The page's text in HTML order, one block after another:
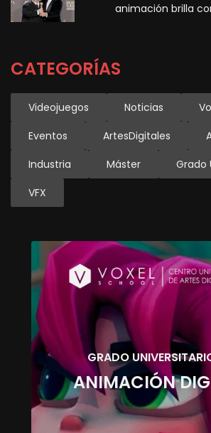
animación brilla
CATEGORÍAS
Videojuegos Noticias
Eventos
ArtesDigitales
Industria
Máster
Grado
VFX
GRADO
ANIMACIÓN